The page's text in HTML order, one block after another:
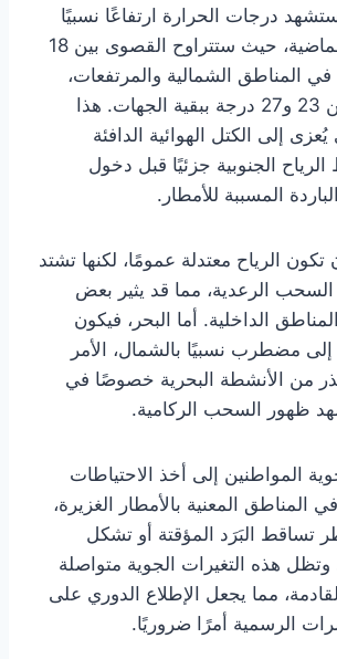
درجات الحرارة ارتفاعًا نسبيًا
مقارنة بالفترة الماضية، حيث ستتراوح القصوى بين 18
في المناطق الشمالية والمرتفعات،
وترتفع إلى ما بين 23 و27 درجة ببقية الجهات. هذا
إلى الكتل الهوائية الدافئة
الجنوبية جزئيًا قبل دخول
المسببة للأمطار.
الرياح معتدلة عمومًا، لكنها تشتد
السحب الرعدية، مما قد يثير بعض
الداخلية. أما البحر، فيكون
مضطرب نسبيًا بالشمال، الأمر
من الأنشطة البحرية خصوصًا في
ظهور السحب الركامية.
المواطنين إلى أخذ الاحتياطات
المناطق المعنية بالأمطار الغزيرة،
تساقط البَرَد المؤقتة أو تشكل
وتظل هذه التغيرات الجوية متواصلة
مما يجعل الإطلاع الدوري على
الرسمية أمرًا ضروريًا.